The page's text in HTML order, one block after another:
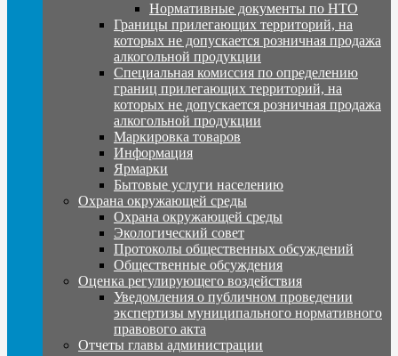
Нормативные документы по НТО
Границы прилегающих территорий, на
которых не допускается розничная продажа
алкогольной продукции
Специальная комиссия по определению
границ прилегающих территорий, на
которых не допускается розничная продажа
алкогольной продукции
Маркировка товаров
Информация
Ярмарки
Бытовые услуги населению
Охрана окружающей среды
Охрана окружающей среды
Экологический совет
Протоколы общественных обсуждений
Общественные обсуждения
Оценка регулирующего воздействия
Уведомления о публичном проведении
экспертизы муниципального нормативного
правового акта
Отчеты главы администрации